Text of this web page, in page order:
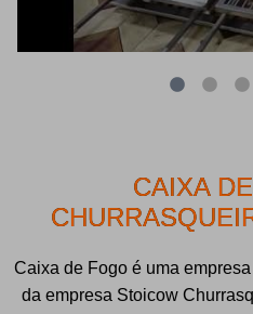
CAIXA
Caixa de Fogo é uma
da empresa Stoicow